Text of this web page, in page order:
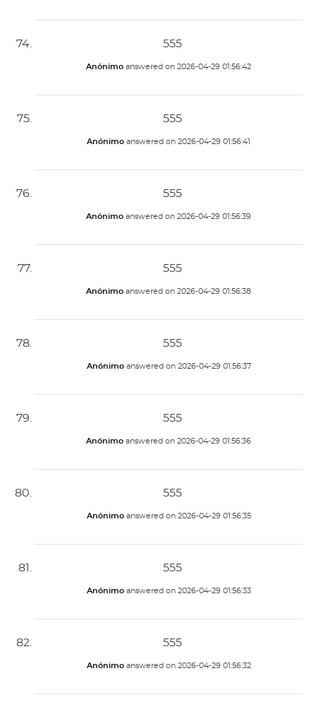
555
Anónimo answered on 2026-04-29 01:56:42
555
Anónimo answered on 2026-04-29 01:56:41
555
Anónimo answered on 2026-04-29 01:56:39
555
Anónimo answered on 2026-04-29 01:56:38
555
Anónimoanswered on 2026-04-29 01:56:37
555
Anónimo answered on 2026-04-29 01:56:36
555
Anónimoanswered on 2026-04-29 01:56:35
555
Anónimoanswered on 2026-04-29 01:56:33
555
Anónimoanswered on 2026-04-29 01:56:32